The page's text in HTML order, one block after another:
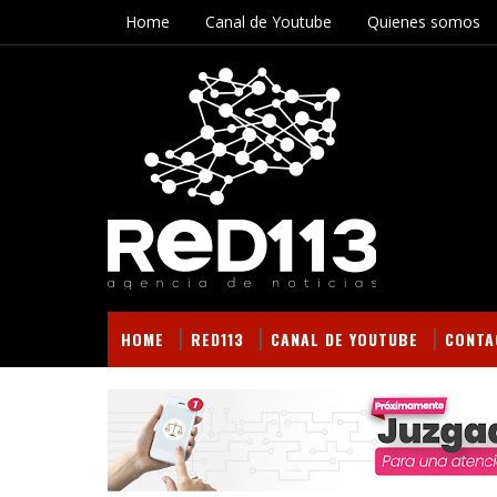
Home Canal de Youtube Quienes somos
HOME RED113 CANAL DE YOUTUBE